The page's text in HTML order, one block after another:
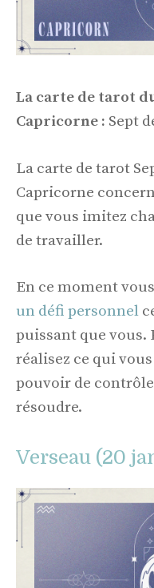
La carte de tarot
Capricorne : Sept
La carte de tarot
Capricorne
que vous imitez
de travailler.
En ce moment
un défi personnel
puissant que vous.
réalisez ce qui
pouvoir de
résoudre.
Verseau (20